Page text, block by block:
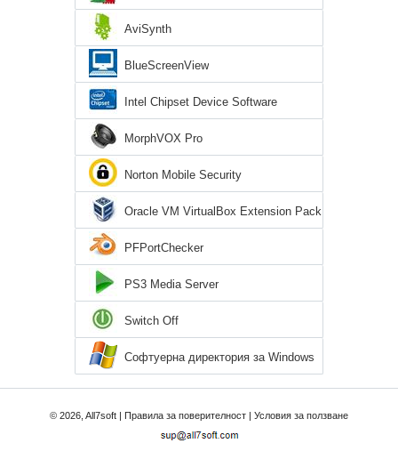
AviSynth
BlueScreenView
Intel Chipset Device Software
MorphVOX Pro
Norton Mobile Security
Oracle VM VirtualBox Extension Pack
PFPortChecker
PS3 Media Server
Switch Off
Софтуерна директория за Windows
7
© 2026, All7soft | Правила за поверителност | Условия за ползване